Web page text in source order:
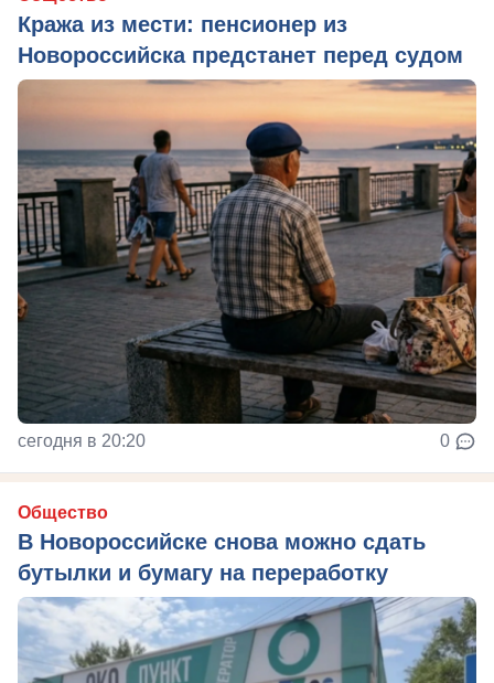
Кража из мести: пенсионер из
Новороссийска предстанет перед судом
сегодня в 20:20 0
Общество
В Новороссийске снова можно сдать
бутылки и бумагу на переработку